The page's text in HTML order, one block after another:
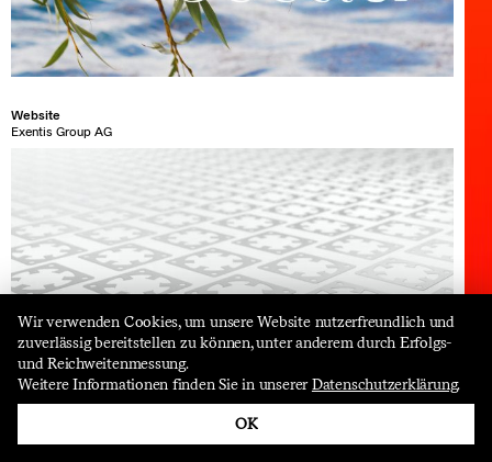
follow us
Website
Exentis Group AG
Wir verwenden Cookies, um unsere Website nutzerfreundlich und
zuverlässig bereitstellen zu können, unter anderem durch Erfolgs-
und Reichweitenmessung.
Weitere Informationen finden Sie in unsererDatenschutzerklärung.
OK